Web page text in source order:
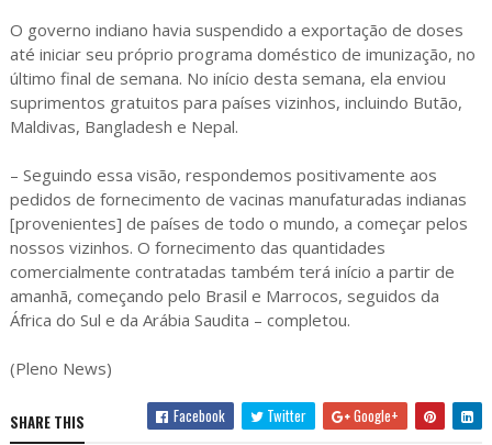
O governo indiano havia suspendido a exportação de doses
até iniciar seu próprio programa doméstico de imunização, no
último final de semana. No início desta semana, ela enviou
suprimentos gratuitos para países vizinhos, incluindo Butão,
Maldivas, Bangladesh e Nepal.
– Seguindo essa visão, respondemos positivamente aos
pedidos de fornecimento de vacinas manufaturadas indianas
[provenientes] de países de todo o mundo, a começar pelos
nossos vizinhos. O fornecimento das quantidades
comercialmente contratadas também terá início a partir de
amanhã, começando pelo Brasil e Marrocos, seguidos da
África do Sul e da Arábia Saudita – completou.
(Pleno News)
SHARE THIS Facebook Twitter Google+